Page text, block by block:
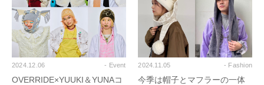
2024.12.06 - Event
OVERRIDE×YUUKI＆YUNAコ
2024.11.05 - Fashion
今季は帽子とマフラーの一体